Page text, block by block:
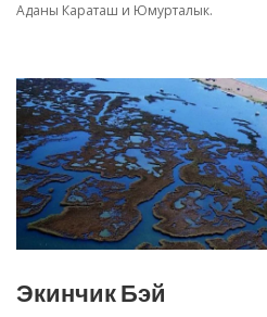
Аданы Караташ и Юмурталык.
Экинчик Бэй